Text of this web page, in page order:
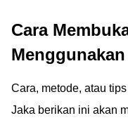
Cara
Menggunakan
Cara, metode, atau
Jaka berikan ini akan